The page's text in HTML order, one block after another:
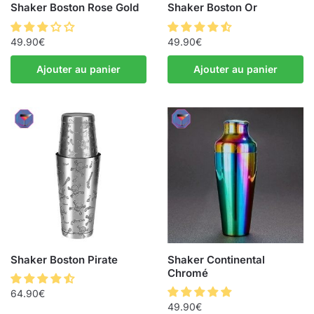
Shaker Boston Rose Gold
49.90€
Ajouter au panier
Shaker Boston Or
49.90€
Ajouter au panier
Shaker Boston Pirate
64.90€
Shaker Continental
Chromé
49.90€